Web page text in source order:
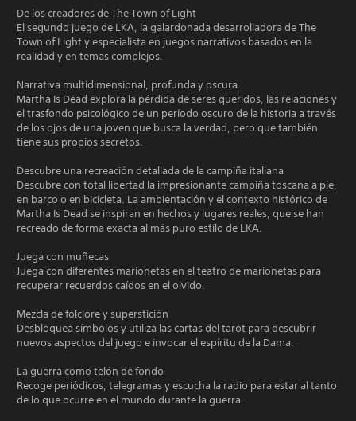
De los creadores de The Town of Light
El segundo juego de LKA, la galardonada desarrolladora de The
Town of Light y especialista en juegos narrativos basados en la
realidad y en temas complejos.
Narrativa multidimensional, profunda y oscura
Martha Is Dead explora la pérdida de seres queridos, las relaciones y
el trasfondo psicológico de un período oscuro de la historia a través
de los ojos de una joven que busca la verdad, pero que también
tiene sus propios secretos.
Descubre una recreación detallada de la campiña italiana
Descubre con total libertad la impresionante campiña toscana a pie,
en barco o en bicicleta. La ambientación y el contexto histórico de
Martha Is Dead se inspiran en hechos y lugares reales, que se han
recreado de forma exacta al más puro estilo de LKA.
Juega con muñecas
Juega con diferentes marionetas en el teatro de marionetas para
recuperar recuerdos caídos en el olvido.
Mezcla de folclore y superstición
Desbloquea símbolos y utiliza las cartas del tarot para descubrir
nuevos aspectos del juego e invocar el espíritu de la Dama.
La guerra como telón de fondo
Recoge periódicos, telegramas y escucha la radio para estar al tanto
de lo que ocurre en el mundo durante la guerra.